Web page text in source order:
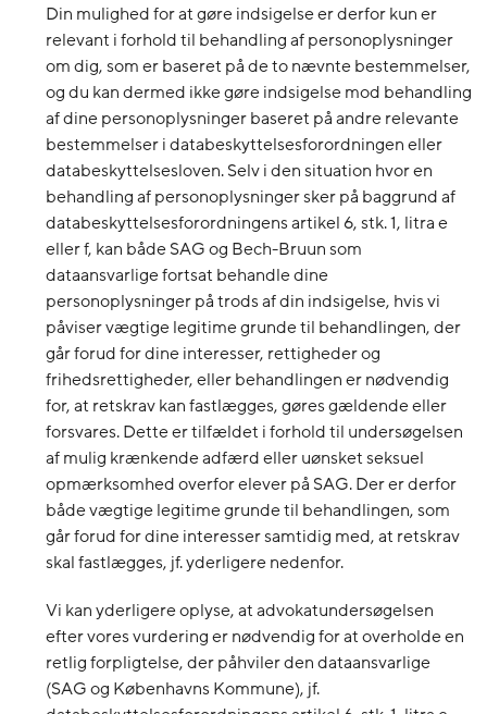
Din mulighed for at gøre indsigelse er derfor kun er
relevant i forhold til behandling af personoplysninger
om dig, som er baseret på de to nævnte bestemmelser,
og du kan dermed ikke gøre indsigelse mod behandling
af dine personoplysninger baseret på andre relevante
bestemmelser i databeskyttelsesforordningen eller
databeskyttelsesloven. Selv i den situation hvor en
behandling af personoplysninger sker på baggrund af
databeskyttelsesforordningens artikel 6, stk. 1, litra e
eller f, kan både SAG og Bech-Bruun som
dataansvarlige fortsat behandle dine
personoplysninger på trods af din indsigelse, hvis vi
påviser vægtige legitime grunde til behandlingen, der
går forud for dine interesser, rettigheder og
frihedsrettigheder, eller behandlingen er nødvendig
for, at retskrav kan fastlægges, gøres gældende eller
forsvares. Dette er tilfældet i forhold til undersøgelsen
af mulig krænkende adfærd eller uønsket seksuel
opmærksomhed overfor elever på SAG. Der er derfor
både vægtige legitime grunde til behandlingen, som
går forud for dine interesser samtidig med, at retskrav
skal fastlægges, jf. yderligere nedenfor.
Vi kan yderligere oplyse, at advokatundersøgelsen
efter vores vurdering er nødvendig for at overholde en
retlig forpligtelse, der påhviler den dataansvarlige
(SAG og Københavns Kommune), jf.